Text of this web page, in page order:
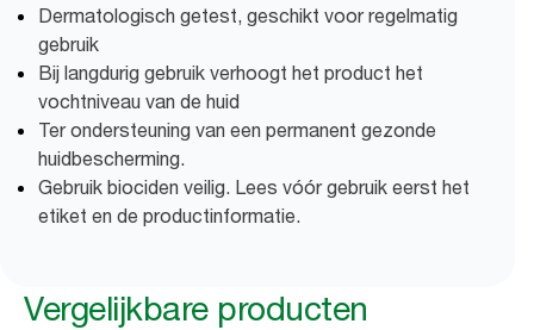
Dermatologisch getest, geschikt voor regelmatig
gebruik
Bij langdurig gebruik verhoogt het product het
vochtniveau van de huid
Ter ondersteuning van een permanent gezonde
huidbescherming.
Gebruik biociden veilig. Lees vóór gebruik eerst het
etiket en de productinformatie.
Vergelijkbare producten